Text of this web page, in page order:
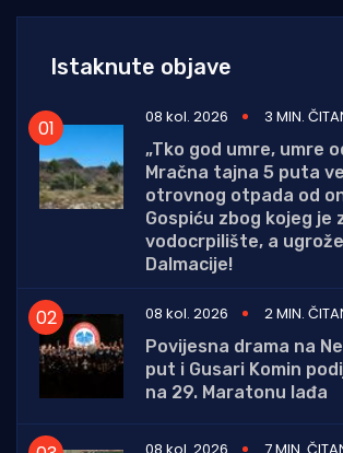
Istaknute objave
08 kol. 2026
3 MIN.
„Tko god umre, umre
Mračna tajna 5 puta
otrovnog otpada od
Gospiću zbog kojeg je
vodocrpilište, a
Dalmacije!
08 kol. 2026
2 MIN.
Povijesna drama na
put i Gusari Komin
na 29. Maratonu lađa